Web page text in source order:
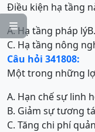

Điều kiện hạ tầng
A. Hạ tầng pháp lý
C. Hạ tầng nông
Câu hỏi 341808:
Một trong những
A. Hạn chế sự linh
B. Giảm sự tương
C. Tăng chi phí